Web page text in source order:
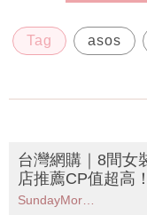
Tag asos
台灣網購｜8間女
店推薦CP值超高
香港隨時增文青